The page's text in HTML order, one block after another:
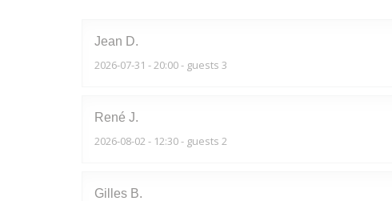
Jean D
2026-07-31 - 20:00 - guests 3
René J
2026-08-02 - 12:30 - guests 2
Gilles B